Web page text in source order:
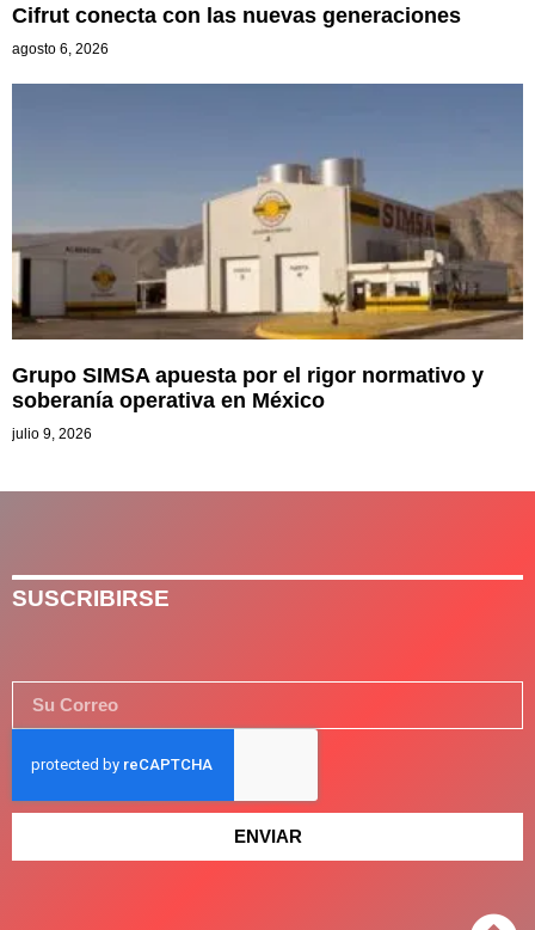
Cifrut conecta con las nuevas generaciones
agosto 6, 2026
Grupo SIMSA apuesta por el rigor normativo y
soberanía operativa en México
julio 9, 2026
SUSCRIBIRSE
ENVIAR